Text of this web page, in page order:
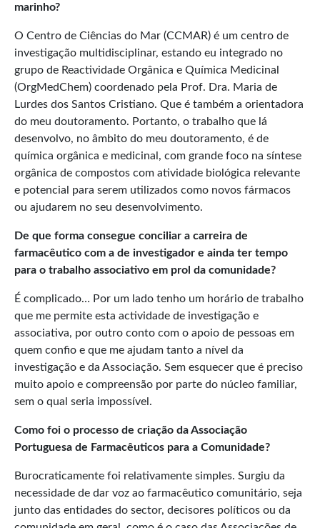
marinho?
O Centro de Ciências do Mar (CCMAR) é um centro de
investigação multidisciplinar, estando eu integrado no
grupo de Reactividade Orgânica e Química Medicinal
(OrgMedChem) coordenado pela Prof. Dra. Maria de
Lurdes dos Santos Cristiano. Que é também a orientadora
do meu doutoramento. Portanto, o trabalho que lá
desenvolvo, no âmbito do meu doutoramento, é de
química orgânica e medicinal, com grande foco na síntese
orgânica de compostos com atividade biológica relevante
e potencial para serem utilizados como novos fármacos
ou ajudarem no seu desenvolvimento.
De que forma consegue conciliar a carreira de
farmacêutico com a de investigador e ainda ter tempo
para o trabalho associativo em prol da comunidade?
É complicado… Por um lado tenho um horário de trabalho
que me permite esta actividade de investigação e
associativa, por outro conto com o apoio de pessoas em
quem confio e que me ajudam tanto a nível da
investigação e da Associação. Sem esquecer que é preciso
muito apoio e compreensão por parte do núcleo familiar,
sem o qual seria impossível.
Como foi o processo de criação da Associação
Portuguesa de Farmacêuticos para a Comunidade?
Burocraticamente foi relativamente simples. Surgiu da
necessidade de dar voz ao farmacêutico comunitário, seja
junto das entidades do sector, decisores políticos ou da